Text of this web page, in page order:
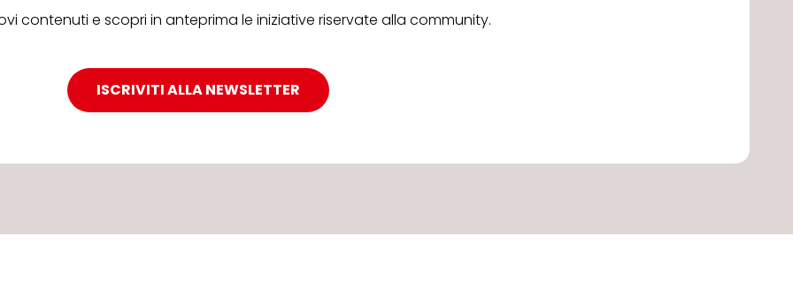
contenuti e scopri in anteprima le iniziative riservate alla community.
ISCRIVITI ALLA NEWSLETTER